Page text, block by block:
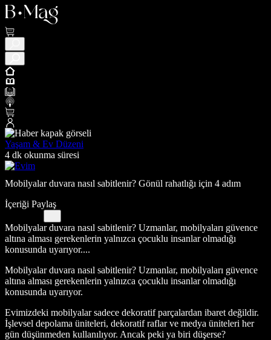
Yaşam & Ev Düzeni
4 dk okunma süresi
Mobilyalar duvara nasıl sabitlenir? Gönül rahatlığı için 4 adım
İçeriği Paylaş
Mobilyalar duvara nasıl sabitlenir? Uzmanlar, mobilyaları güvence
altına alması gerekenlerin yalnızca çocuklu insanlar olmadığı
konusunda uyarıyor....
Mobilyalar duvara nasıl sabitlenir? Uzmanlar, mobilyaları güvence
altına alması gerekenlerin yalnızca çocuklu insanlar olmadığı
konusunda uyarıyor.
Evimizdeki mobilyalar sadece dekoratif parçalardan ibaret değildir.
İşlevsel depolama üniteleri, dekoratif raflar ve medya üniteleri her
gün düşünmeden kullanılıyor. Ancak peki ya biri düşerse?